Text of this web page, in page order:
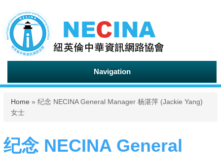
Navigation
You are here
Home » 纪念 NECINA General Manager 杨湛萍 (Jackie Yang)
女士
纪念 NECINA General